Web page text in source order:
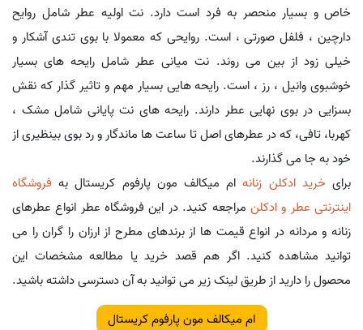
خاص و بسیار منحصر به فرد است دارد. نت اولیه عطر شامل روایح
دارچین ، فلفل صورتی ، است. روایحی که معمولا با بوی تندی آشکار و
خیلی زود از بین می روند. نت میانی عطر شامل رایحه های بسیار
خوشبوی وانیل ، رز ، است. رایحه هایی بسیار مهم و تاثیر گذار که نقش
بسزایی در بوی نهایی عطر دارند. رایحه های نت پایانی شامل مشک ،
کهربا، تافی، که در عطرهای اصل تا ساعت ها ماندگار و رد بوی بینظیری از
خود به جا می گذارند.
برایخرید ادکلن زنانهام میکالف مون پارفوم کریستال به فروشگاه
اینترنتی عطر و ادکلن مراجعه کنید. در این فروشگاه عطر انواع عطرهای
زنانه و مردانه در انواع قیمت ها از برندهای مطرح از ارزان را گران را می
توانید مشاهده کنید. اگر هم قصد خرید یا مطالعه مشخصات این
محصول را دارید از طریق لینک زیر می توانید به آن دسترسی داشته باشید.
ام میکالف مون پارفوم کریستال